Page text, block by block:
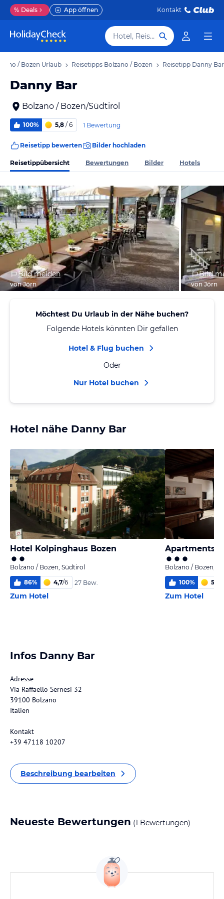
% Deals App öffnen Kontakt
Hotel, Reiseziel
/ Bozen Urlaub Reisetipps Bolzano / Bozen Reisetipp Danny Bar
Danny Bar
Bolzano / Bozen/Südtirol
100% 5,8 / 6 1 Bewertung
Reisetipp bewerten Bilder hochladen
Reisetippübersicht Bewertungen Bilder Hotels
Bild melden
von Jörn
Bild
von Jörn
Möchtest Du Urlaub in der Nähe buchen?
Folgende Hotels könnten Dir gefallen
Hotel & Flug buchen
Oder
Nur Hotel buchen
Hotel nähe Danny Bar
Hotel Kolpinghaus Bozen
Bolzano / Bozen, Südtirol
86% 4,7/6 27 Bew.
Zum Hotel
Apartments
Bolzano / Bozen,
100% 5,6
Zum Hotel
Infos Danny Bar
Adresse
Via Raffaello Sernesi 32
39100 Bolzano
Italien
Kontakt
+39 47118 10207
Beschreibung bearbeiten
Neueste Bewertungen (1 Bewertungen)